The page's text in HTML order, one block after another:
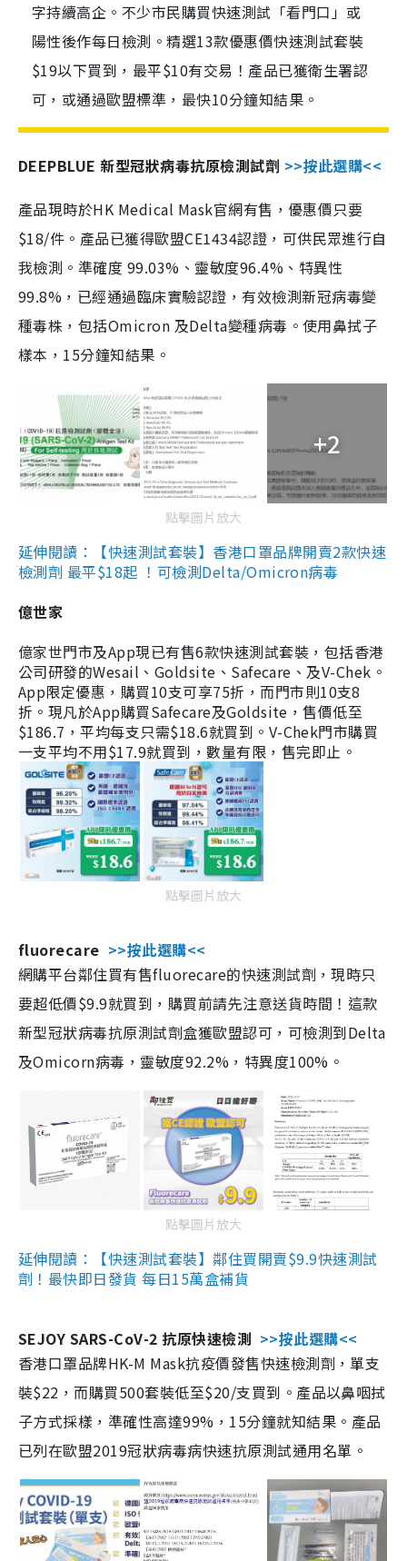
字持續高企。不少市民購買快速測試「看門口」或
陽性後作每日檢測。精選13款優惠價快速測試套裝
$19以下買到，最平$10有交易！產品已獲衛生署認
可，或通過歐盟標準，最快10分鐘知結果。
DEEPBLUE 新型冠狀病毒抗原檢測試劑 >>按此選購<<
產品現時於HK Medical Mask官網有售，優惠價只要
$18/件。產品已獲得歐盟CE1434認證，可供民眾進行自
我檢測。準確度 99.03%、靈敏度96.4%、特異性
99.8%，已經通過臨床實驗認證，有效檢測新冠病毒變
種毒株，包括Omicron 及Delta變種病毒。使用鼻拭子
樣本，15分鐘知結果。
+2
點擊圖片放大
延伸閱讀：【快速測試套裝】香港口罩品牌開賣2款快速
檢測劑 最平$18起 ！可檢測Delta/Omicron病毒
億世家
億家世門市及App現已有售6款快速測試套裝，包括香港
公司研發的Wesail、Goldsite、Safecare、及V-Chek。
App限定優惠，購買10支可享75折，而門市則10支8
折。現凡於App購買Safecare及Goldsite，售價低至
$186.7，平均每支只需$18.6就買到。V-Chek門市購買
一支平均不用$17.9就買到，數量有限，售完即止。
點擊圖片放大
fluorecare >>按此選購<<
網購平台鄰住買有售fluorecare的快速測試劑，現時只
要超低價$9.9就買到，購買前請先注意送貨時間！這款
新型冠狀病毒抗原測試劑盒獲歐盟認可，可檢測到Delta
及Omicorn病毒，靈敏度92.2%，特異度100%。
點擊圖片放大
延伸閱讀：【快速測試套裝】鄰住買開賣$9.9快速測試
劑！最快即日發貨 每日15萬盒補貨
SEJOY SARS-CoV-2 抗原快速檢測 >>按此選購<<
香港口罩品牌HK-M Mask抗疫價發售快速檢測劑，單支
裝$22，而購買500套裝低至$20/支買到。產品以鼻咽拭
子方式採樣，準確性高達99%，15分鐘就知結果。產品
已列在歐盟2019冠狀病毒病快速抗原測試通用名單。